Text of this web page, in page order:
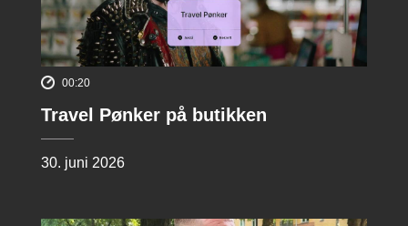
00:20
Travel Pønker på butikken
30. juni 2026